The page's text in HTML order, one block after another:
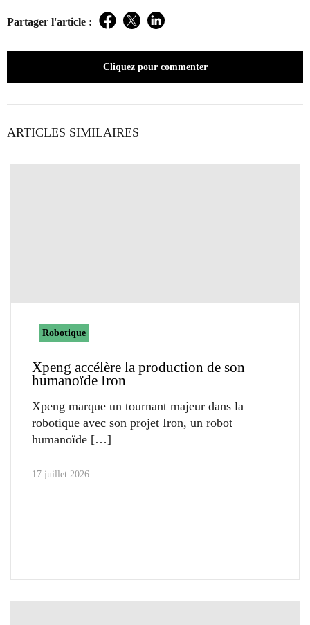
Partager l'article : Facebook
TwitterLinkedIn
Cliquez pour commenter
ARTICLES SIMILAIRES
Robotique
Xpeng accélère la production de son
humanoïde Iron
Xpeng marque un tournant majeur dans la
robotique avec son projet Iron, un robot
humanoïde
17 juillet 2026